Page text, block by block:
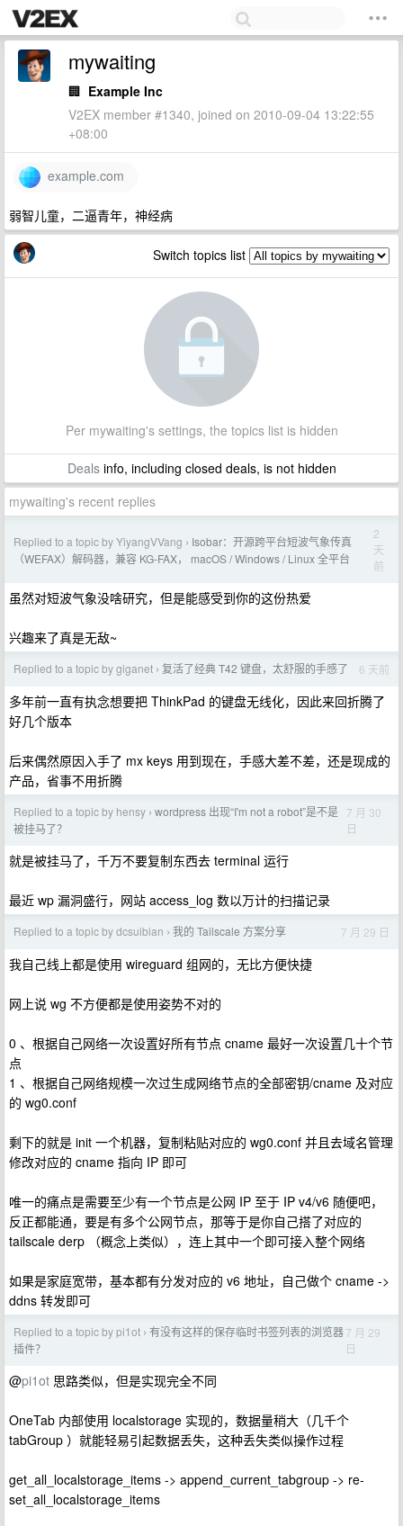
mywaiting
🏢 Example Inc
V2EX member #1340, joined on 2010-09-04 13:22:55
+08:00
example.com
弱智儿童，二逼青年，神经病
Switch topics list
Per mywaiting's settings, the topics list is hidden
Dealsinfo, including closed deals, is not hidden
mywaiting's recent replies
Replied to a topic by YiyangVVang › Isobar：开源跨平台短波气象传真
（WEFAX）解码器，兼容 KG-FAX， macOS / Windows / Linux 全平台
2
天
前
虽然对短波气象没啥研究，但是能感受到你的这份热爱
兴趣来了真是无敌~
Replied to a topic by giganet › 复活了经典 T42 键盘，太舒服的手感了 6 天前
多年前一直有执念想要把 ThinkPad 的键盘无线化，因此来回折腾了
好几个版本
后来偶然原因入手了 mx keys 用到现在，手感大差不差，还是现成的
产品，省事不用折腾
Replied to a topic by hensy › wordpress 出现“I'm not a robot”是不是
被挂马了？
7 月 30
日
就是被挂马了，千万不要复制东西去 terminal 运行
最近 wp 漏洞盛行，网站 access_log 数以万计的扫描记录
Replied to a topic by dcsuibian › 我的 Tailscale 方案分享 7 月 29 日
我自己线上都是使用 wireguard 组网的，无比方便快捷
网上说 wg 不方便都是使用姿势不对的
0 、根据自己网络一次设置好所有节点 cname 最好一次设置几十个节
点
1 、根据自己网络规模一次过生成网络节点的全部密钥/cname 及对应
的 wg0.conf
剩下的就是 init 一个机器，复制粘贴对应的 wg0.conf 并且去域名管理
修改对应的 cname 指向 IP 即可
唯一的痛点是需要至少有一个节点是公网 IP 至于 IP v4/v6 随便吧，
反正都能通，要是有多个公网节点，那等于是你自己搭了对应的
tailscale derp （概念上类似），连上其中一个即可接入整个网络
如果是家庭宽带，基本都有分发对应的 v6 地址，自己做个 cname ->
ddns 转发即可
Replied to a topic by pi1ot › 有没有这样的保存临时书签列表的浏览器
插件？
7 月 29
日
@pi1ot 思路类似，但是实现完全不同
OneTab 内部使用 localstorage 实现的，数据量稍大（几千个
tabGroup ）就能轻易引起数据丢失，这种丢失类似操作过程
get_all_localstorage_items -> append_current_tabgroup -> re-
set_all_localstorage_items